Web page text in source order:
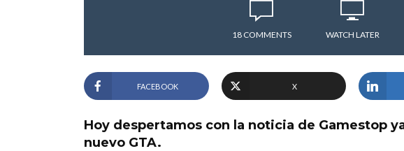
18 COMMENTS WATCH LATER
FACEBOOK X
Hoy despertamos con la noticia de Gamestop
nuevo GTA.